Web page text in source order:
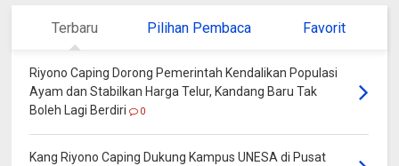
Terbaru Pilihan Pembaca Favorit
Riyono Caping Dorong Pemerintah Kendalikan Populasi
Ayam dan Stabilkan Harga Telur, Kandang Baru Tak
Boleh Lagi Berdiri
0
Kang Riyono Caping Dukung Kampus UNESA di Pusat